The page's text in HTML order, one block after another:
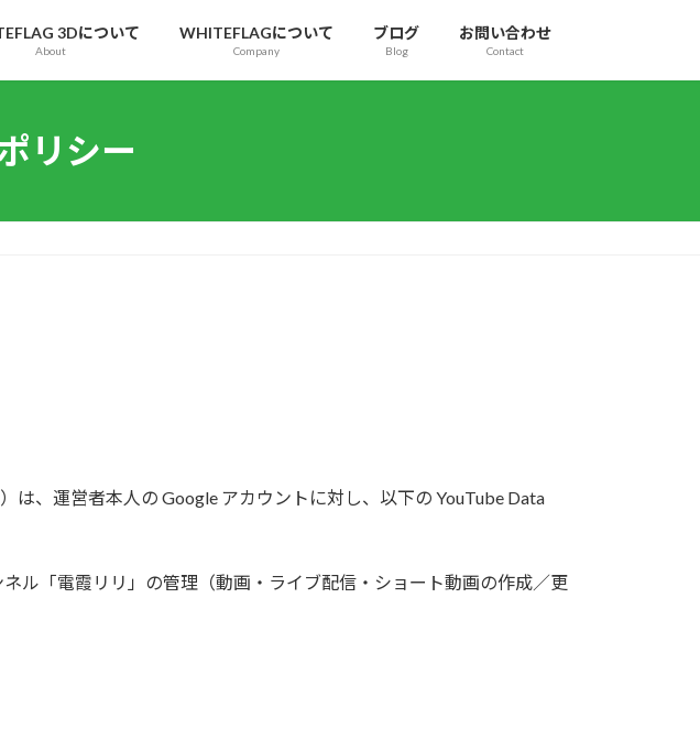
3Dについて
About
WHITEFLAGについて
Company
ブログ
Blog
お問い合わせ
Contact
リシー
、運営者本人の Google アカウントに対し、以下の YouTube Data
ル「電霞リリ」の管理（動画・ライブ配信・ショート動画の作成／更